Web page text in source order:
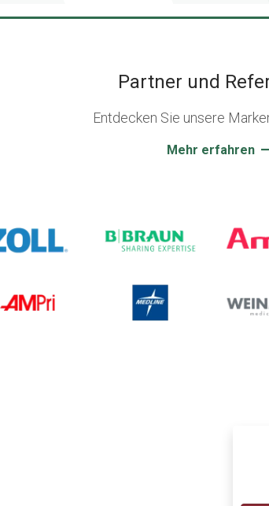
Partner und
Entdecken Sie unsere
Mehr erfahren